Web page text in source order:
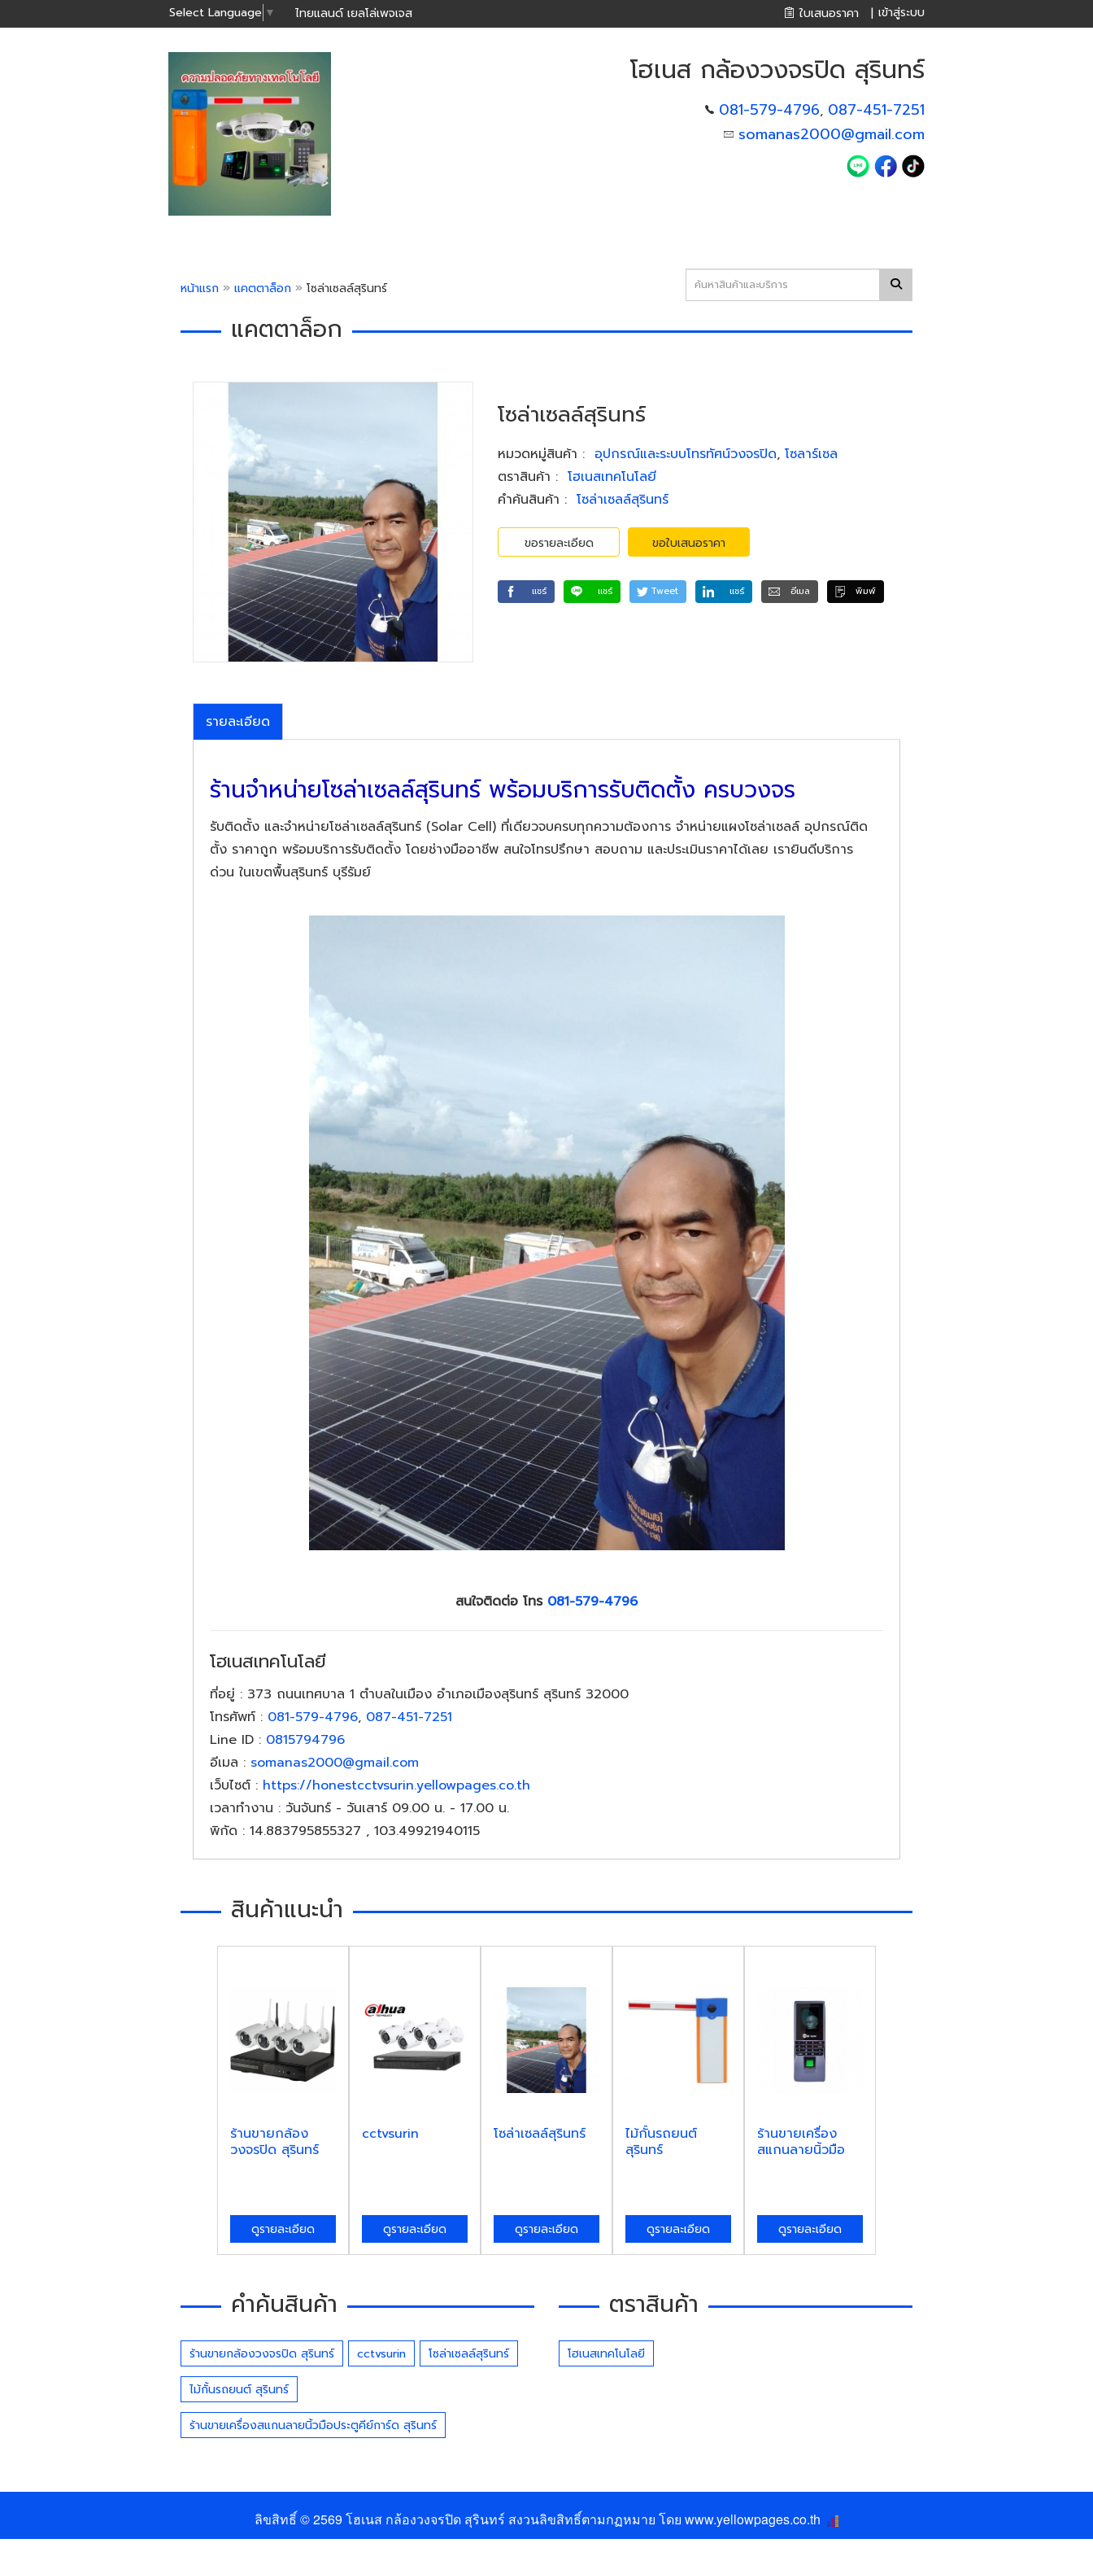
Select Language ▼ ไทยแลนด์ เยลโล่เพจเจส ใบเสนอราคา | เข้าสู่ระบบ
โฮเนส กล้องวงจรปิด สุรินทร์
081-579-4796, 087-451-7251
somanas2000@gmail.com
หน้าแรก » แคตตาล็อก » โซล่าเซลล์สุรินทร์
แคตตาล็อก
โซล่าเซลล์สุรินทร์
หมวดหมู่สินค้า : อุปกรณ์และระบบโทรทัศน์วงจรปิด, โซลาร์เซล
ตราสินค้า : โฮเนสเทคโนโลยี
คำค้นสินค้า : โซล่าเซลล์สุรินทร์
ขอรายละเอียด ขอใบเสนอราคา
แชร์ แชร์ Tweet แชร์ อีเมล พิมพ์
รายละเอียด
ร้านจำหน่ายโซล่าเซลล์สุรินทร์ พร้อมบริการรับติดตั้ง ครบวงจร
รับติดตั้ง และจำหน่ายโซล่าเซลล์สุรินทร์ (Solar Cell) ที่เดียวจบครบทุกความต้องการ จำหน่ายแผงโซล่าเซลล์ อุปกรณ์ติด
ตั้ง ราคาถูก พร้อมบริการรับติดตั้ง โดยช่างมืออาชีพ สนใจโทรปรึกษา สอบถาม และประเมินราคาได้เลย เรายินดีบริการ
ด่วน ในเขตพื้นสุรินทร์ บุรีรัมย์
สนใจติดต่อ โทร 081-579-4796
โฮเนสเทคโนโลยี
ที่อยู่ : 373 ถนนเทศบาล 1 ตำบลในเมือง อำเภอเมืองสุรินทร์ สุรินทร์ 32000
โทรศัพท์ : 081-579-4796, 087-451-7251
Line ID : 0815794796
อีเมล : somanas2000@gmail.com
เว็บไซต์ : https://honestcctvsurin.yellowpages.co.th
เวลาทำงาน : วันจันทร์ - วันเสาร์ 09.00 น. - 17.00 น.
พิกัด : 14.883795855327 , 103.49921940115
สินค้าแนะนำ
ร้านขายกล้อง
วงจรปิด สุรินทร์
ดูรายละเอียด
cctvsurin
ดูรายละเอียด
โซล่าเซลล์สุรินทร์
ดูรายละเอียด
ไม้กั้นรถยนต์
สุรินทร์
ดูรายละเอียด
ร้านขายเครื่อง
สแกนลายนิ้วมือ
ดูรายละเอียด
คำค้นสินค้า
ร้านขายกล้องวงจรปิด สุรินทร์ cctvsurin โซล่าเซลล์สุรินทร์
ไม้กั้นรถยนต์ สุรินทร์
ร้านขายเครื่องสแกนลายนิ้วมือประตูคีย์การ์ด สุรินทร์
ตราสินค้า
โฮเนสเทคโนโลยี
ลิขสิทธิ์ © 2569โฮเนส กล้องวงจรปิด สุรินทร์ สงวนลิขสิทธิ์ตามกฏหมาย โดย www.yellowpages.co.th